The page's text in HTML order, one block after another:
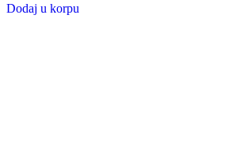
Dodaj u korpu